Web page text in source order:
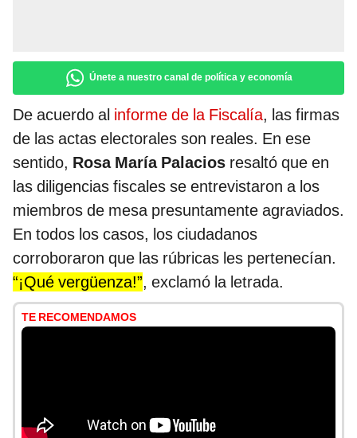
Únete a nuestro canal de política y economía
De acuerdo al informe de la Fiscalía, las firmas
de las actas electorales son reales. En ese
sentido, Rosa María Palacios resaltó que en
las diligencias fiscales se entrevistaron a los
miembros de mesa presuntamente agraviados.
En todos los casos, los ciudadanos
corroboraron que las rúbricas les pertenecían.
“¡Qué vergüenza!”, exclamó la letrada.
TE RECOMENDAMOS